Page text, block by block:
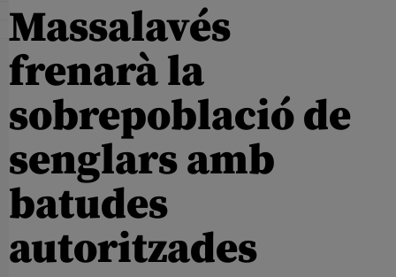
Massalavés
frenarà la
sobrepoblació de
senglars amb
batudes
autoritzades